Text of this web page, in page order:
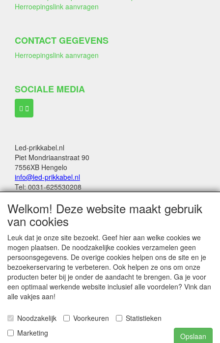
Herroepingslink aanvragen
CONTACT GEGEVENS
Herroepingslink aanvragen
SOCIALE MEDIA
Led-prikkabel.nl
Piet Mondriaanstraat 90
7556XB Hengelo
info@led-prikkabel.nl
Tel: 0031-625530208
BTW no: NL001201144B39
zijn inclusief 21% BTW
Betalingen:
Wero Ideal
Paypal
Bancontact (belgië)
Welkom! Deze website maakt gebruik
van cookies
Leuk dat je onze site bezoekt. Geef hier aan welke cookies we
mogen plaatsen. De noodzakelijke cookies verzamelen geen
persoonsgegevens. De overige cookies helpen ons de site en je
bezoekerservaring te verbeteren. Ook helpen ze ons om onze
producten beter bij je onder de aandacht te brengen. Ga je voor
een optimaal werkende website inclusief alle voordelen? Vink dan
alle vakjes aan!
Noodzakelijk Voorkeuren
Statistieken
Marketing
Opslaan